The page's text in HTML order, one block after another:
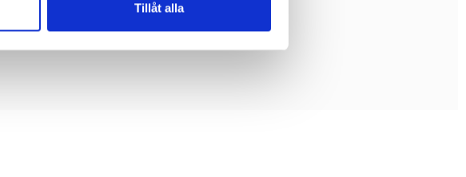
Tillåt alla